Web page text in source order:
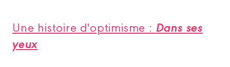
Une histoire d'optimisme : Dans ses
yeux